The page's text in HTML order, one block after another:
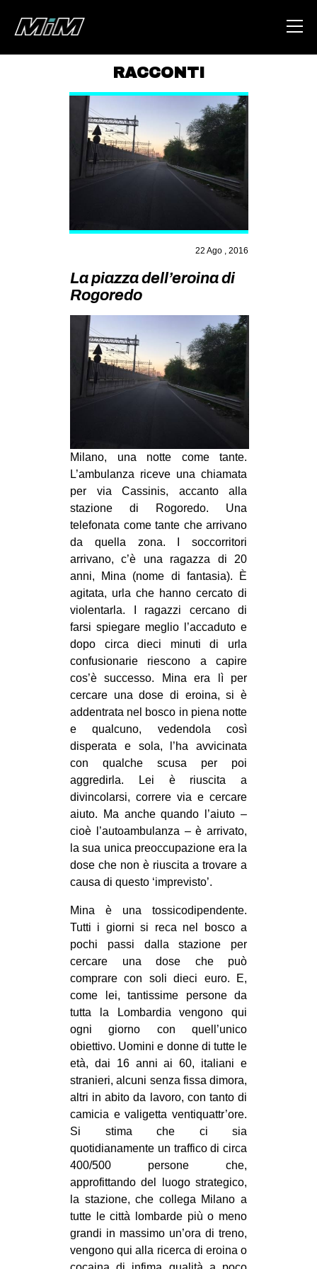
ABOUT
AREA
DEGENERAZIONE
STUDENTI TSUNAMI
MOBILITAZIONI
SPAZI
SPORT POPOLARE
AMBIENTE
ANTIFASCISMO
DIRITTO ALL’ABITARE
GENERI
MIGRAZIONI
PRECARIATO
REPRESSIONE
STUDENTI
CULTURE
ARTE
CINEMA
MUSICA
RECENSIONI
INTERNAZIONALE
AFRICA
AMERICHE
ESTREMO ORIENTE
MEDIO ORIENTE
MONDO
EVENTI
in
Fb
tw
bsky
ms
SEARCH
RACCONTI
22 Ago , 2016
La piazza dell’eroina di
Rogoredo
Milano, una notte come tante.
L’ambulanza riceve una chiamata
per via Cassinis, accanto alla
stazione di Rogoredo. Una
telefonata come tante che arrivano
da quella zona. I soccorritori
arrivano, c’è una ragazza di 20
anni, Mina (nome di fantasia). È
agitata, urla che hanno cercato di
violentarla. I ragazzi cercano di
farsi spiegare meglio l’accaduto e
dopo circa dieci minuti di urla
confusionarie riescono a capire
cos’è successo. Mina era lì per
cercare una dose di eroina, si è
addentrata nel bosco in piena notte
e qualcuno, vedendola così
disperata e sola, l’ha avvicinata
con qualche scusa per poi
aggredirla. Lei è riuscita a
divincolarsi, correre via e cercare
aiuto. Ma anche quando l’aiuto –
cioè l’autoambulanza – è arrivato,
la sua unica preoccupazione era la
dose che non è riuscita a trovare a
causa di questo ‘imprevisto’.
Mina è una tossicodipendente.
Tutti i giorni si reca nel bosco a
pochi passi dalla stazione per
cercare una dose che può
comprare con soli dieci euro. E,
come lei, tantissime persone da
tutta la Lombardia vengono qui
ogni giorno con quell’unico
obiettivo. Uomini e donne di tutte le
età, dai 16 anni ai 60, italiani e
stranieri, alcuni senza fissa dimora,
altri in abito da lavoro, con tanto di
camicia e valigetta ventiquattr’ore.
Si stima che ci sia
quotidianamente un traffico di circa
400/500 persone che,
approfittando del luogo strategico,
la stazione, che collega Milano a
tutte le città lombarde più o meno
grandi in massimo un’ora di treno,
vengono qui alla ricerca di eroina o